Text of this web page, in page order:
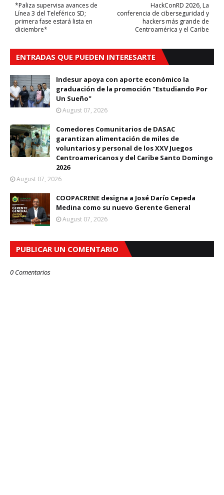
HackConRD 2026, La
conferencia de ciberseguridad y
hackers más grande de
Centroamérica y el Caribe
*Paliza supervisa avances de
Línea 3 del Teleférico SD;
primera fase estará lista en
diciembre*
ENTRADAS QUE PUEDEN INTERESARTE
Indesur apoya con aporte económico la
graduación de la promoción "Estudiando Por
Un Sueño"
August 07, 2026
Comedores Comunitarios de DASAC
garantizan alimentación de miles de
voluntarios y personal de los XXV Juegos
Centroamericanos y del Caribe Santo Domingo
2026
August 07, 2026
COOPACRENE designa a José Darío Cepeda
Medina como su nuevo Gerente General
August 07, 2026
PUBLICAR UN COMENTARIO
0 Comentarios